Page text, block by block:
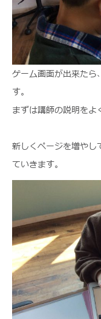
ゲーム画面が出来たら
す。
まずは講師の説明をよ
新しくページを増やし
ていきます。